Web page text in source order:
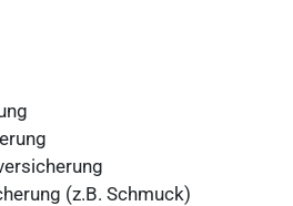
(z.B. Schmuck)